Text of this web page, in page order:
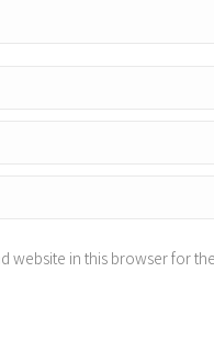
website in this browser for